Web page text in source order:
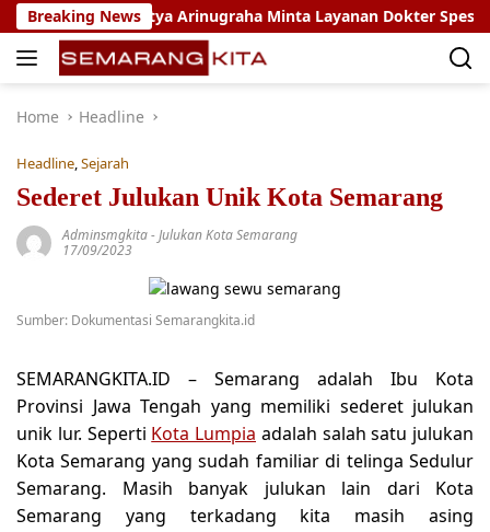
Skip
to
content
Breaking News
Warga, Setya Arinugraha Minta Layanan Dokter Spesialis
Home Headline
Headline,Sejarah
Sederet Julukan Unik Kota Semarang
Adminsmgkita-Julukan Kota Semarang
17/09/2023
Sumber: Dokumentasi Semarangkita.id
SEMARANGKITA.ID – Semarang adalah Ibu Kota
Provinsi Jawa Tengah yang memiliki sederet julukan
unik lur. Seperti Kota Lumpia adalah salah satu julukan
Kota Semarang yang sudah familiar di telinga Sedulur
Semarang. Masih banyak julukan lain dari Kota
Semarang yang terkadang kita masih asing